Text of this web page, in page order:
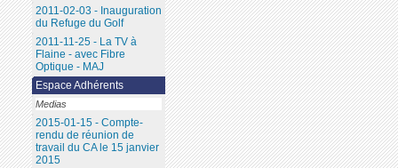
2011-02-03 - Inauguration
du Refuge du Golf
2011-11-25 - La TV à
Flaine - avec Fibre
Optique - MAJ
Espace Adhérents
Medias
2015-01-15 - Compte-
rendu de réunion de
travail du CA le 15 janvier
2015